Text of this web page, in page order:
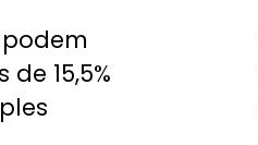
15,5%